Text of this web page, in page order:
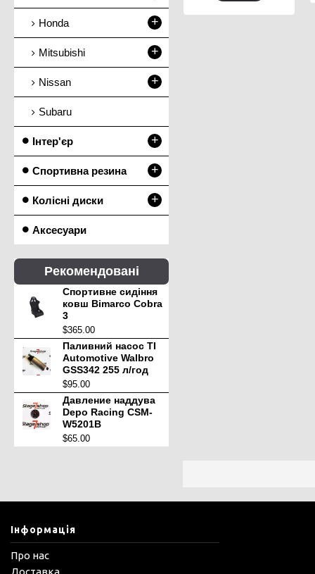
Honda +
Mitsubishi +
Nissan +
Subaru
Інтер'єр +
Спортивна резина +
Колісні диски +
Аксесуари
Рекомендовані
Спортивне сидіння
ковш Bimarco Cobra
3
$365.00
Паливний насос TI
Automotive Walbro
GSS342 255 л/год
$95.00
Давление наддува
Depo Racing CSM-
W5201B
$65.00
Інформація
Про нас
Доставка